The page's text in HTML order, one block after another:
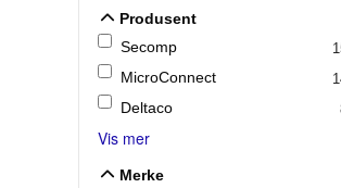
Produsent
Secomp
MicroConnect
Deltaco
Vis mer
Merke